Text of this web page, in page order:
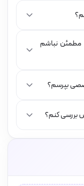
مطمئن نباشم
بپرسم؟
بررسی کنم؟